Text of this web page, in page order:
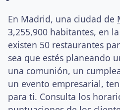
En Madrid, una ciudad de
3,255,900 habitantes, en
existen 50 restaurantes
sea que estés planeando
una comunión, un
un evento empresarial,
para ti. Consulta los